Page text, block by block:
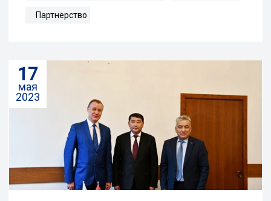
Партнерство
17
мая
2023